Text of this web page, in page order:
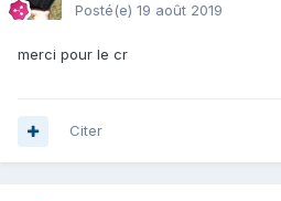
Posté(e) 19 août 2019
merci pour le cr
Citer